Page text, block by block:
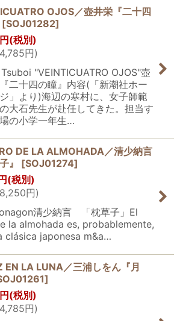
OJOS／壺井栄『二十四
[SOJ01282]
円 (税別)
4,785円)
"VEINTICUATRO OJOS"壺
二十四の瞳』内容(「新潮社ホー
」より)海辺の寒村に、女子師範
大石先生が赴任してきた。担当す
の小学一年生…
DE LA ALMOHADA／清少納言
』
[SOJ01274]
円 (税別)
8,250円)
清少納言 「枕草子」El
la almohada es, probablemente,
clásica japonesa m&a…
EN LA LUNA／三浦しをん『月
]
円 (税別)
4,785円)